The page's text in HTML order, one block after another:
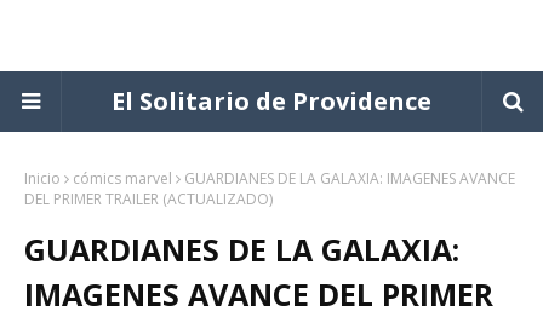
El Solitario de Providence
Inicio cómics marvel
GUARDIANES DE LA GALAXIA: IMAGENES AVANCE
DEL PRIMER TRAILER (ACTUALIZADO)
GUARDIANES DE LA GALAXIA:
IMAGENES AVANCE DEL PRIMER